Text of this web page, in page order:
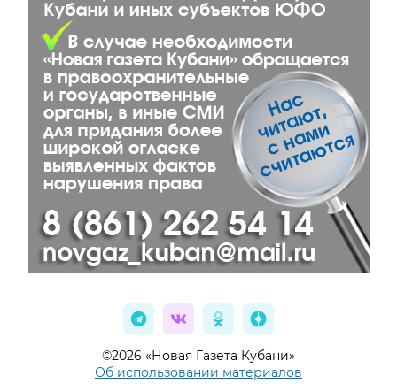
©2026 «Новая Газета Кубани»
Об использовании материалов